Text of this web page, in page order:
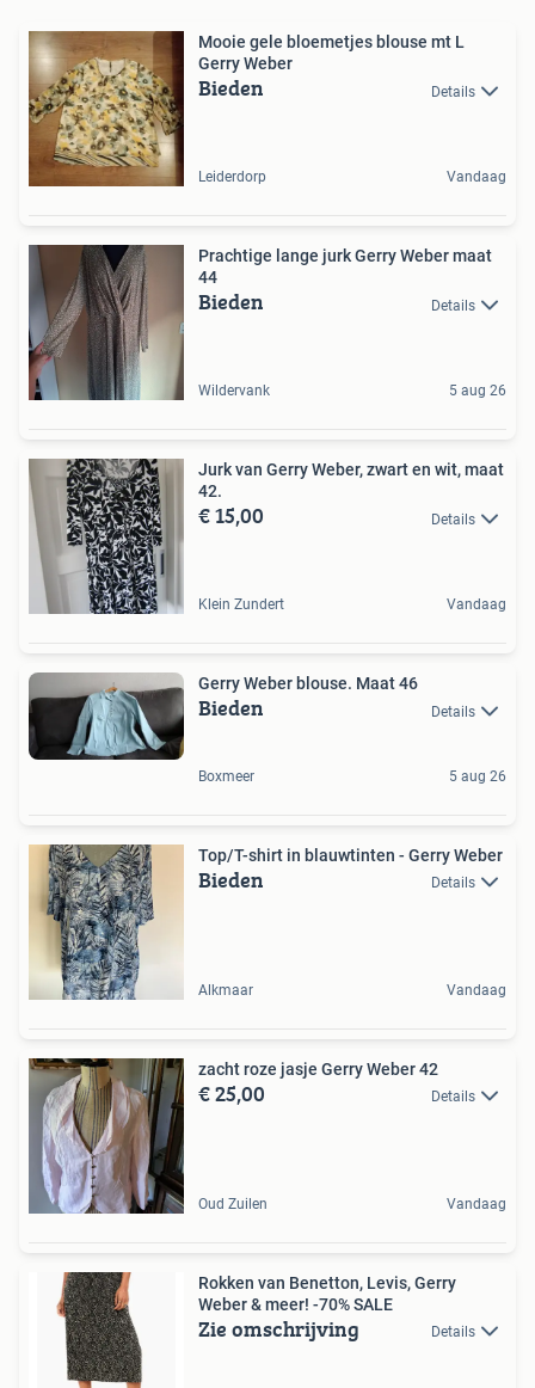
Mooie gele bloemetjes blouse mt L
Gerry Weber
Bieden Details
Leiderdorp Vandaag
Prachtige lange jurk Gerry Weber maat
44
Bieden Details
Wildervank 5 aug 26
Jurk van Gerry Weber, zwart en wit, maat
42.
€ 15,00 Details
Klein Zundert Vandaag
Gerry Weber blouse. Maat 46
Bieden Details
Boxmeer 5 aug 26
Top/T-shirt in blauwtinten - Gerry Weber
Bieden Details
Alkmaar Vandaag
zacht roze jasje Gerry Weber 42
€ 25,00 Details
Oud Zuilen Vandaag
Rokken van Benetton, Levis, Gerry
Weber & meer! -70% SALE
Zie omschrijving Details